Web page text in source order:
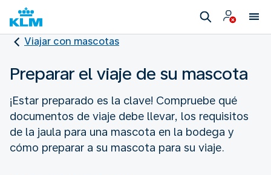
Viajar con mascotas
Preparar el viaje de su mascota
¡Estar preparado es la clave! Compruebe qué
documentos de viaje debe llevar, los requisitos
de la jaula para una mascota en la bodega y
cómo preparar a su mascota para su viaje.